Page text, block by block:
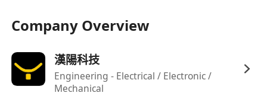
Company Overview
漢陽科技
Engineering - Electrical / Electronic /
Mechanical